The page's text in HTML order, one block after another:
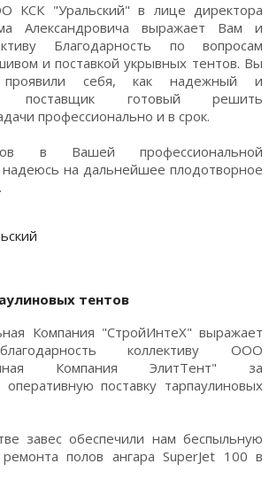
"Уральский" в лице директора
Александровича выражает Вам и
Благодарность по вопросам
и поставкой укрывных тентов. Вы
проявили себя, как надежный и
поставщик готовый решить
профессионально и в срок.
в Вашей профессиональной
на дальнейшее плодотворное
тентов
Компания "СтройИнтеХ" выражает
коллективу ООО
Компания ЭлитТент" за
поставку тарпаулиновых
завес обеспечили нам беспыльную
полов ангара SuperJet 100 в